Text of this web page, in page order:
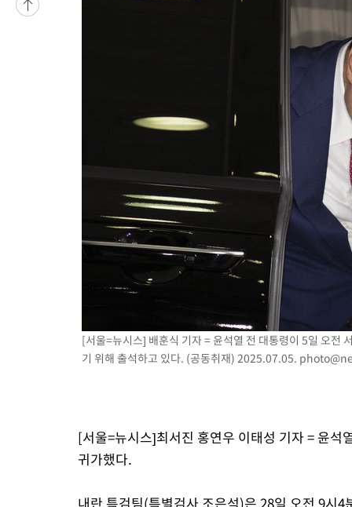
-6776초 전 >
'낮 최고 39도' 불볕더위…한밤 열대야도 계속[내일날씨]
[속보]7~9일 프로야구 3연전도 폭염 취소…11일 재개
'월드컵 탈락 후폭풍' 축구협회…초유의 압수수색에 '충격·당
서울 낮 37.9도, 올여름 최고치 경신…영등포 순간 '40도'
[속보]종합특검, 대검 추가 압수수색…내란 중요임무종사 혐의
[속보]코스닥, 800p 회복…0.26% 오른 801.67 마감
[속보]코스피, 301.88포인트(4.58%) 내린 6296.38 마감
[속보]원·달러 환율, 0.7원 내린 1423.8원 마감
"여기 떨어졌다"…다누리, 스페이스X 로켓 달 충돌 흔적 포착
손흥민, 5경기 연속골 실패…LAFC는 승부차기 끝 과달라하라 격파
내일까지 39도 '펄펄'…기상청 "태풍 지나며 폭염 잠시 꺾인다"
[서울=뉴시스] 배훈식 기자 = 윤석열 전 대통령이 5일 오전
기 위해 출석하고 있다. (공동취재) 2025.07.05.
[서울=뉴시스]최서진 홍연우 이태성 기자 = 윤석
귀가했다.
내란 특검팀(특별검사 조은석)은 28일 오전 9시